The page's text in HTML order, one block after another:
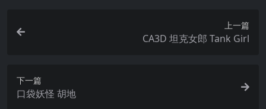
上一篇
CA3D 坦克女郎 Tank Girl
下一篇
口袋妖怪 胡地